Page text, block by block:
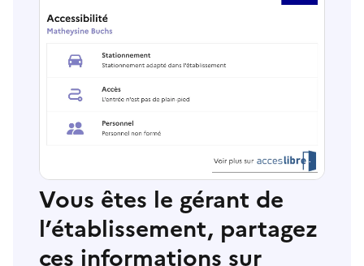
Vous êtes le gérant de
l’établissement, partagez
ces informations sur